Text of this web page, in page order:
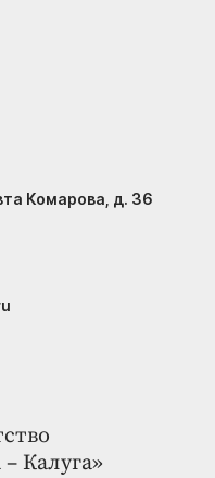
Калуга»
Комарова, д. 36